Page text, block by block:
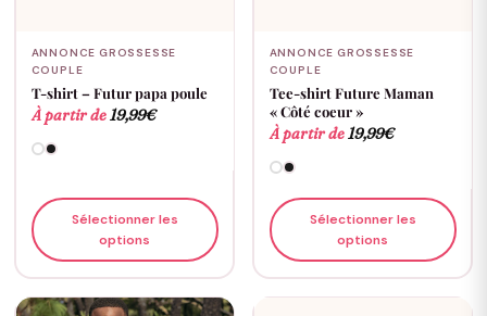
ANNONCE GROSSESSE
COUPLE
T-shirt – Futur papa poule
À partir de19,99€
Sélectionner les
options
ANNONCE GROSSESSE
COUPLE
Tee-shirt Future Maman
« Côté coeur »
À partir de19,99€
Sélectionner les
options